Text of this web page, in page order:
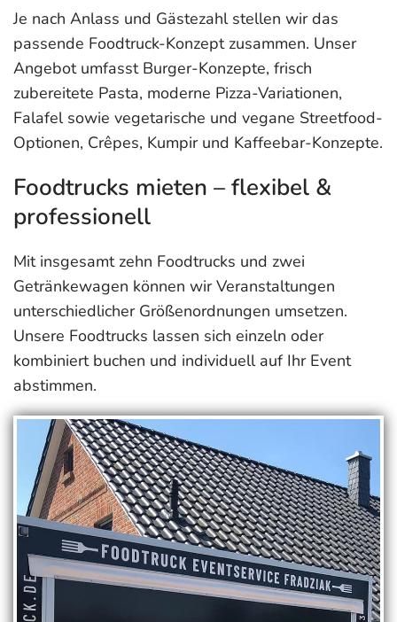
Je nach Anlass und Gästezahl stellen wir das
passende Foodtruck-Konzept zusammen. Unser
Angebot umfasst Burger-Konzepte, frisch
zubereitete Pasta, moderne Pizza-Variationen,
Falafel sowie vegetarische und vegane Streetfood-
Optionen, Crêpes, Kumpir und Kaffeebar-Konzepte.
Foodtrucks mieten – flexibel &
professionell
Mit insgesamt zehn Foodtrucks und zwei
Getränkewagen können wir Veranstaltungen
unterschiedlicher Größenordnungen umsetzen.
Unsere Foodtrucks lassen sich einzeln oder
kombiniert buchen und individuell auf Ihr Event
abstimmen.